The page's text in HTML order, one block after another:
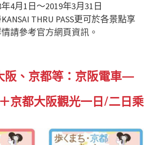
4月1日～2019年3月31日
THRU PASS更可於各景點享
請參考官方網頁資訊 。
阪、京都等：京阪電車—
京都大阪觀光一日/二日乘